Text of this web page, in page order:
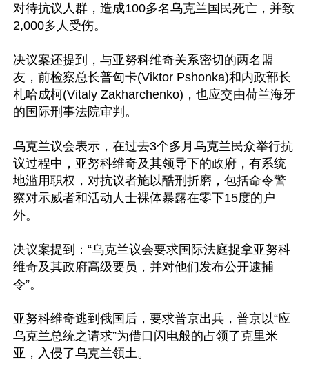
对待抗议人群，造成100多名乌克兰国民死亡，并致
2,000多人受伤。
决议案还提到，与亚努科维奇关系密切的两名盟
友，前检察总长普匈卡(Viktor Pshonka)和内政部长
札哈成柯(Vitaly Zakharchenko)，也应交由荷兰海牙
的国际刑事法院审判。
乌克兰议会表示，在过去3个多月乌克兰民众举行抗
议过程中，亚努科维奇及其领导下的政府，有系统
地滥用职权，对抗议者施以酷刑折磨，包括命令警
察对示威者和活动人士裸体暴露在零下15度的户
外。
决议案提到：“乌克兰议会要求国际法庭捉拿亚努科
维奇及其政府高级要员，并对他们发布公开逮捕
令”。
亚努科维奇逃到俄国后，要求普京出兵，普京以“应
乌克兰总统之请求”为借口闪电般的占领了克里米
亚，入侵了乌克兰领土。